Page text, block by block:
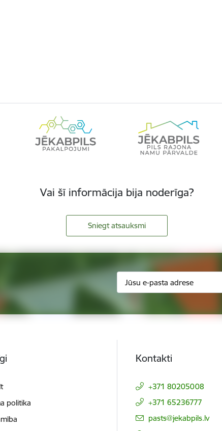
Vai šī informācija bija noderīga?
Sniegt atsauksmi
politika
Kontakti
+371 80205008
+371 65236777
E-pasts:
pasts@jekabpils.lv